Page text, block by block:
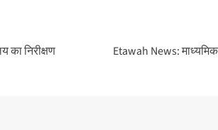
का निरीक्षण
Etawah News: माध्यमिक